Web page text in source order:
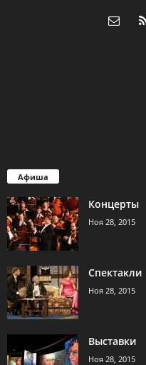
Афиша
Концерты
Ноя 28, 2015
Спектакли
Ноя 28, 2015
Выставки
Ноя 28, 2015